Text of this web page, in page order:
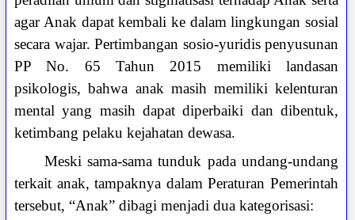
agar Anak dapat kembali ke dalam lingkungan sosial
secara wajar. Pertimbangan sosio-yuridis penyusunan
PP No. 65 Tahun 2015 memiliki landasan
psikologis, bahwa anak masih memiliki kelenturan
mental yang masih dapat diperbaiki dan dibentuk,
ketimbang pelaku kejahatan dewasa.
Meski sama-sama tunduk pada undang-undang
terkait anak, tampaknya dalam Peraturan Pemerintah
tersebut, “Anak” dibagi menjadi dua kategorisasi: